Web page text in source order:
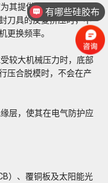
其提供了充裕的物理磨
刀具的反复挤压时，不
更换频率。
较大机械压力时，底部
压合脱模时，不会在产
层，使其在电气防护应
）、覆铜板及太阳能光
有哪些硅胶布